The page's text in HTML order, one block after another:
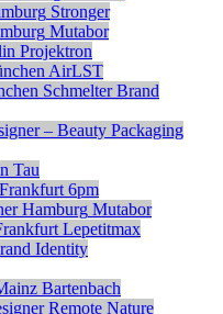
Stronger
Mutabor
Projektron
AirLST
Schmelter Brand
– Beauty Packaging
Tau
Frankfurt 6pm
Hamburg Mutabor
Lepetitmax
Identity
Bartenbach
Remote Nature